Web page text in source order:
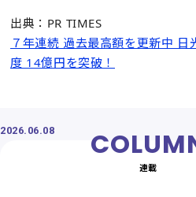
出典：PR TIMES
７年連続 過去最高額を更新中
度 14億円を突破！
2026.06.08
連載